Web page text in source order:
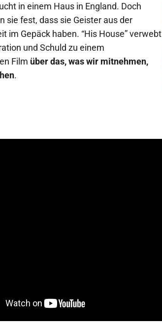
in einem Haus in England. Doch
sie fest, dass sie Geister aus der
im Gepäck haben. “His House” verwebt
und Schuld zu einem
Film über das, was wir mitnehmen,
.